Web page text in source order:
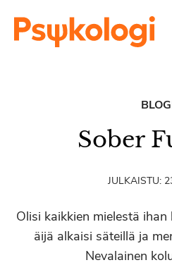
Sober
JULKAISTU:
Olisi kaikkien mielestä
äijä alkaisi säteillä ja
Nevalainen